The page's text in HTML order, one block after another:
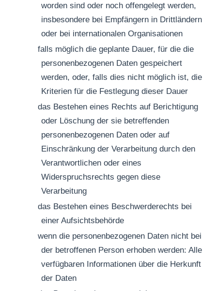
worden sind oder noch offengelegt werden,
insbesondere bei Empfängern in Drittländern
oder bei internationalen Organisationen
falls möglich die geplante Dauer, für die die
personenbezogenen Daten gespeichert
werden, oder, falls dies nicht möglich ist, die
Kriterien für die Festlegung dieser Dauer
das Bestehen eines Rechts auf Berichtigung
oder Löschung der sie betreffenden
personenbezogenen Daten oder auf
Einschränkung der Verarbeitung durch den
Verantwortlichen oder eines
Widerspruchsrechts gegen diese
Verarbeitung
das Bestehen eines Beschwerderechts bei
einer Aufsichtsbehörde
wenn die personenbezogenen Daten nicht bei
der betroffenen Person erhoben werden: Alle
verfügbaren Informationen über die Herkunft
der Daten